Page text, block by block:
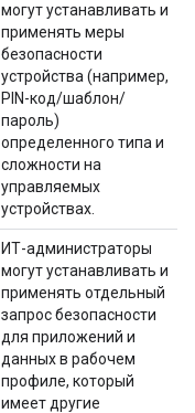
могут устанавливать и
применять меры
безопасности
устройства (например,
PIN-код/шаблон/
пароль)
определенного типа и
сложности на
управляемых
устройствах.
ИТ-администраторы
могут устанавливать и
применять отдельный
запрос безопасности
для приложений и
данных в рабочем
профиле, который
имеет другие